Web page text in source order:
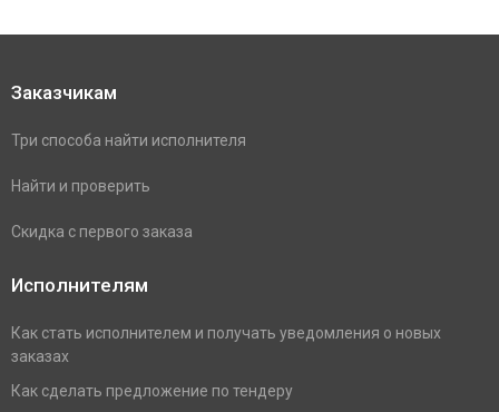
Заказчикам
Три способа найти исполнителя
Найти и проверить
Скидка с первого заказа
Исполнителям
Как стать исполнителем и получать уведомления о новых
заказах
Как сделать предложение по тендеру